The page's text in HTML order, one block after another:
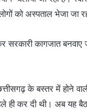
को अस्पताल भेजा जा
सरकारी कागजात
के बस्तर में होने
कर दी थी। अब यह